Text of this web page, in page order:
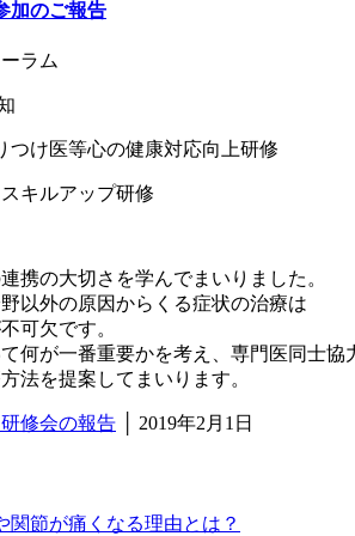
加のご報告
ラム
つけ医等心の健康対応向上研修
キルアップ研修
携の大切さを学んでまいりました。
以外の原因からくる症状の治療は
可欠です。
何が一番重要かを考え、専門医同士協
法を提案してまいります。
修会の報告 2019年2月1日
関節が痛くなる理由とは？